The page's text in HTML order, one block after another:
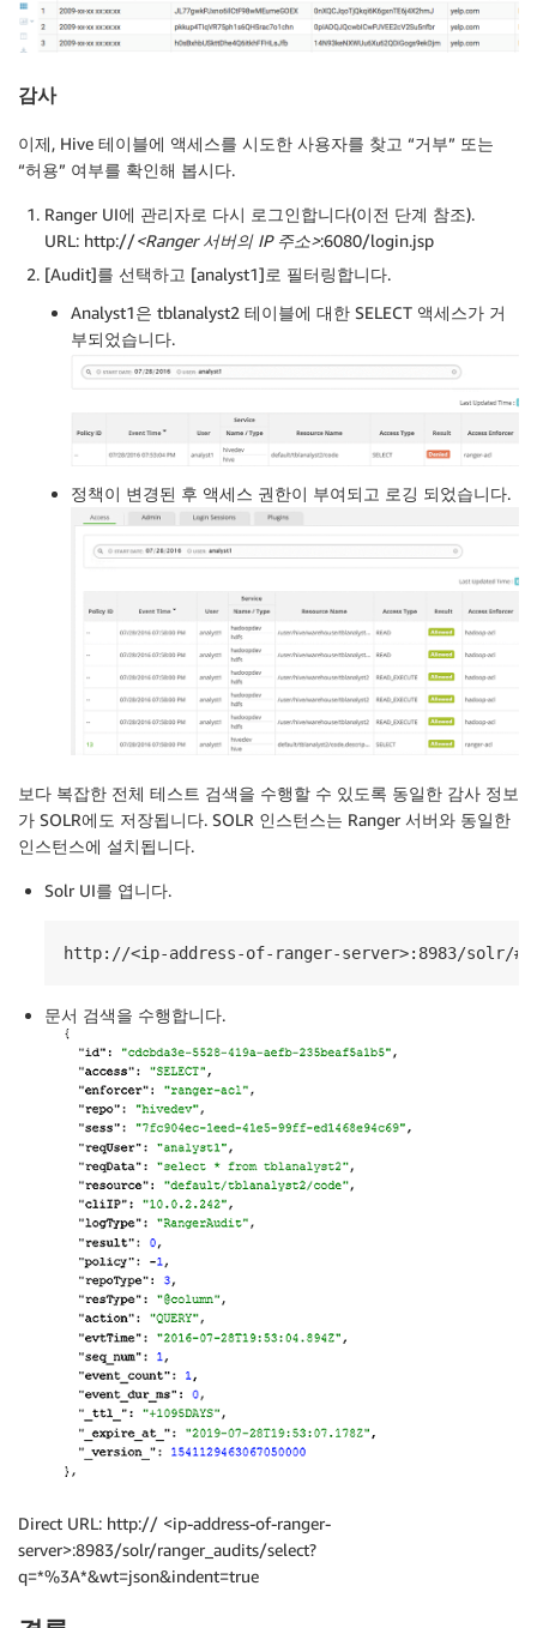
감사
이제, Hive 테이블에 액세스를 시도한 사용자를 찾고 “거부” 또는
“허용” 여부를 확인해 봅시다.
Ranger UI에 관리자로 다시 로그인합니다(이전 단계 참조).
URL: http://<Ranger 서버의 IP 주소>:6080/login.jsp
[Audit]를 선택하고 [analyst1]로 필터링합니다.
Analyst1은 tblanalyst2 테이블에 대한 SELECT 액세스가 거
부되었습니다.
정책이 변경된 후 액세스 권한이 부여되고 로깅 되었습니다.
보다 복잡한 전체 테스트 검색을 수행할 수 있도록 동일한 감사 정보
가 SOLR에도 저장됩니다. SOLR 인스턴스는 Ranger 서버와 동일한
인스턴스에 설치됩니다.
Solr UI를 엽니다.
http://<ip-address-of-ranger-server>:8983/solr/#/
문서 검색을 수행합니다.
Direct URL: http:// <ip-address-of-ranger-
server>:8983/solr/ranger_audits/select?
q=*%3A*&wt=json&indent=true